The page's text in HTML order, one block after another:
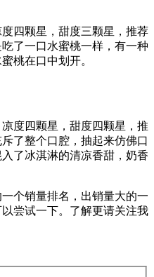
四颗星，甜度三颗星，推荐
了一口水蜜桃一样，有一种
桃在口中划开。
度四颗星，甜度四颗星，推
了整个口腔，抽起来仿佛口
了冰淇淋的清凉香甜，奶香
个销量排名，出销量大的一
尝试一下。了解更请关注我